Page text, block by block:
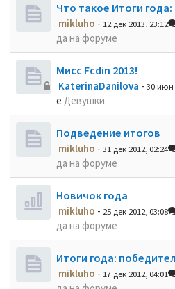
Что такое Итоги
mikluho - 12 дек 2013, 23:12
да на форуме
Мисс Fcdin 2013!
KaterinaDanilova - 30 июн
е Девушки
Подведение итогов
mikluho - 31 дек 2012, 02:24
да на форуме
Новичок года
mikluho - 25 дек 2012, 03:08
да на форуме
Итоги года:
mikluho - 17 дек 2012, 04:01